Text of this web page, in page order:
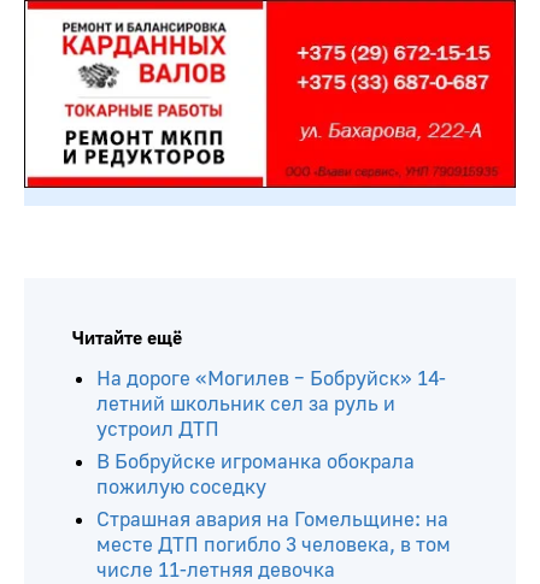
Читайте ещё
На дороге «Могилев – Бобруйск» 14-
летний школьник сел за руль и
устроил ДТП
В Бобруйске игроманка обокрала
пожилую соседку
Страшная авария на Гомельщине: на
месте ДТП погибло 3 человека, в том
числе 11-летняя девочка